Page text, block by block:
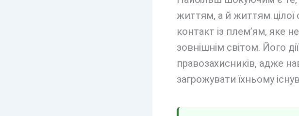
життям, а й життям цілої
контакт із плем’ям, яке
зовнішнім світом. Його
правозахисників, адже
загрожувати їхньому